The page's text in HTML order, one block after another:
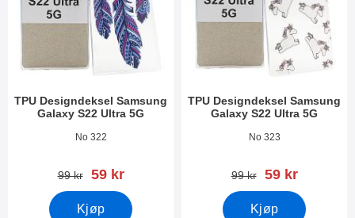
TPU Designdeksel Samsung
Galaxy S22 Ultra 5G
Varenummer 43251
No 322
gammel pris
99 kr ny pris
59 kr
Kjøp
TPU Designdeksel Samsung
Galaxy S22 Ultra 5G
Varenummer 43250
No 323
gammel pris
99 kr ny pris
59 kr
Kjøp